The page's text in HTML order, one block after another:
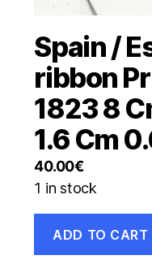
Spain /
ribbon
1823 8
1.6 Cm
40.00€
1 in stock
España
ADD TO CART